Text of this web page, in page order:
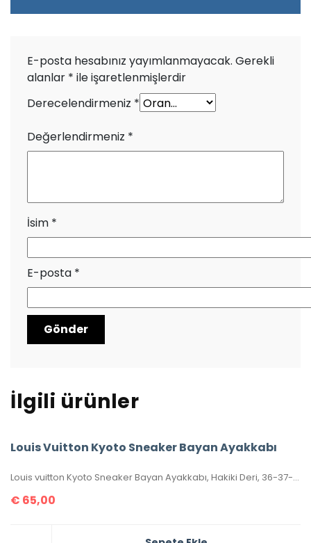
E-posta hesabınız yayımlanmayacak. Gerekli
alanlar * ile işaretlenmişlerdir
Derecelendirmeniz *
Değerlendirmeniz *
İsim *
E-posta *
İlgili ürünler
Louis Vuitton Kyoto Sneaker Bayan Ayakkabı
Louis vuitton Kyoto Sneaker Bayan Ayakkabı, Hakiki Deri, 36-37-38-39-40 Numaraları Mevcuttur.
€ 65,00